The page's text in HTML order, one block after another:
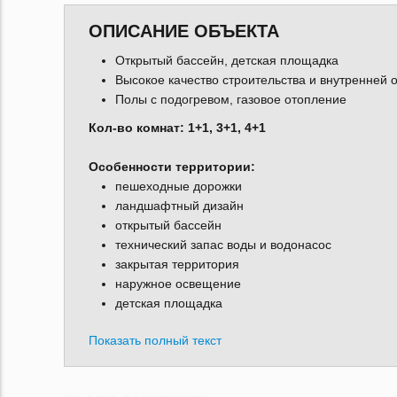
ОПИСАНИЕ ОБЪЕКТА
Открытый бассейн, детская площадка
Высокое качество строительства и внутренней
Полы с подогревом, газовое отопление
Кол-во комнат: 1+1, 3+1, 4+1
Особенности территории:
пешеходные дорожки
ландшафтный дизайн
открытый бассейн
технический запас воды и водонасос
закрытая территория
наружное освещение
детская площадка
Показать полный текст